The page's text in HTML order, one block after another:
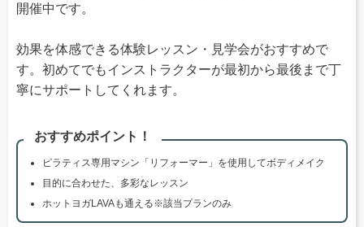
開催中です。
効果を体感できる体験レッスン・見学会がおすすめで
す。初めてでもインストラクターが最初から最後まで丁
寧にサポートしてくれます。
おすすめポイント！
ピラティス専用マシン「リフォーマー」を使用してボディメイク
目的に合わせた、多彩なレッスン
ホットヨガLAVAも通える※該当プランのみ